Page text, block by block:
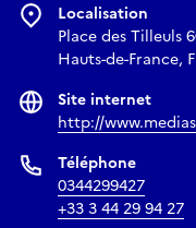
Localisation
Place des Tilleuls
Hauts-de-France,
Site internet
http://
Téléphone
0344299427
+33 3 44 29 94 27